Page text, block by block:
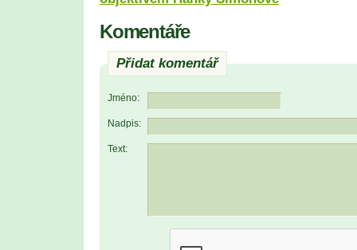
Komentáře
Přidat komentář
Jméno:
Nadpis:
Text: